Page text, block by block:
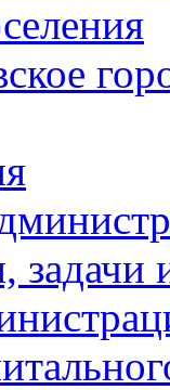
задачи